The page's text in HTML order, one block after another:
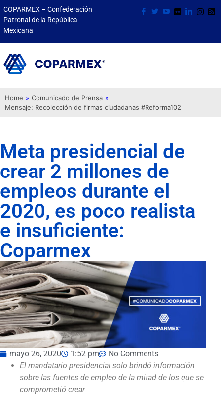
COPARMEX – Confederación
Patronal de la República
Mexicana
Home » Comunicado de Prensa »
Mensaje: Recolección de firmas ciudadanas #Reforma102
Meta presidencial de
crear 2 millones de
empleos durante el
2020, es poco realista
e insuficiente:
Coparmex
mayo 26, 2020 1:52 pm
No Comments
El mandatario presidencial solo brindó información
sobre las fuentes de empleo de la mitad de los que se
comprometió crear